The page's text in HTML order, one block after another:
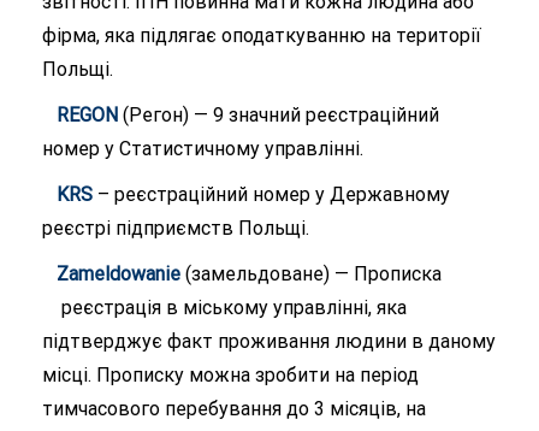
фірма, яка підлягає оподаткуванню на території
Польщі.
REGON (Регон) — 9 значний реєстраційний
номер у Статистичному управлінні.
KRS – реєстраційний номер у Державному
реєстрі підприємств Польщі.
Zameldowanie (замельдоване) — Прописка
реєстрація в міському управлінні, яка
підтверджує факт проживання людини в даному
місці. Прописку можна зробити на період
тимчасового перебування до 3 місяців, на